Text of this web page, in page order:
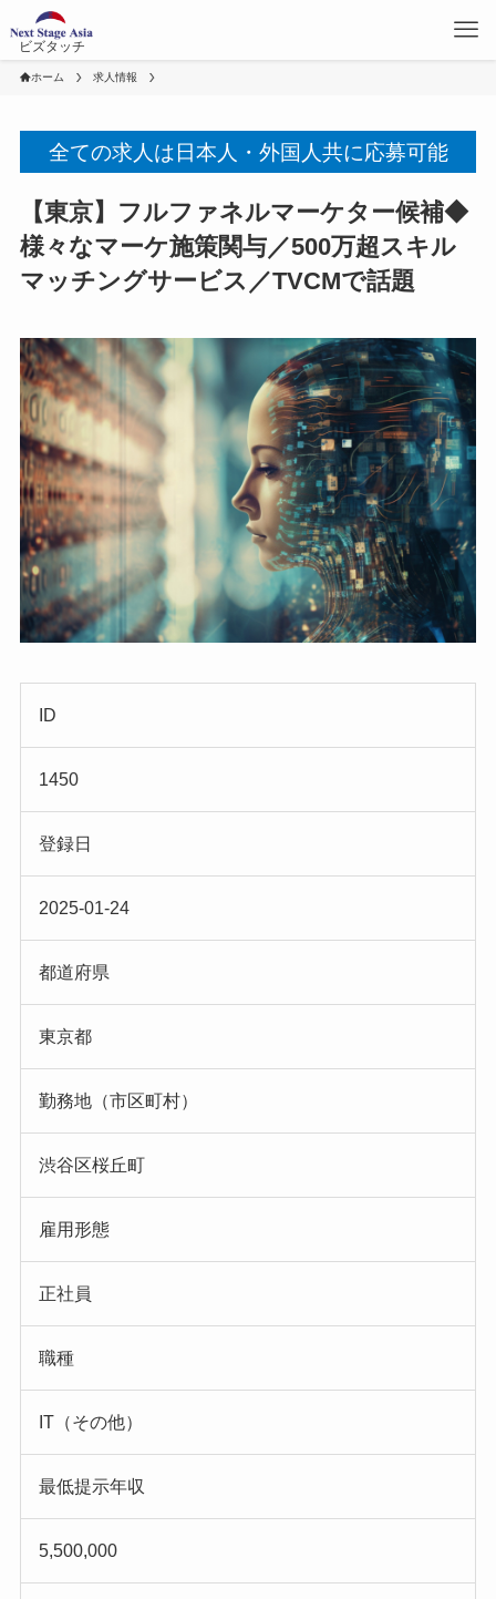
ビズタッチ
ホーム 求人情報
全ての求人は日本人・外国人共に応募可能
【東京】フルファネルマーケター候補◆
様々なマーケ施策関与／500万超スキル
マッチングサービス／TVCMで話題
ID
1450
登録日
2025-01-24
都道府県
東京都
勤務地（市区町村）
渋谷区桜丘町
雇用形態
正社員
職種
IT（その他）
最低提示年収
5,500,000